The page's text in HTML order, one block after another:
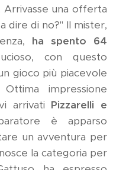
una offerta
dire di no?" Il mister,
ha spento 64
con questo
gioco più piacevole
impressione
arrivati Pizzarelli e
è apparso
un avventura per
la categoria per